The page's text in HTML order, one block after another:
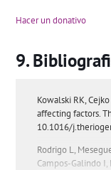
Hacer un donativo
Kowalski RK,
affecting factors.
10.1016/
Rodrigo L,
Campos-Galindo I,